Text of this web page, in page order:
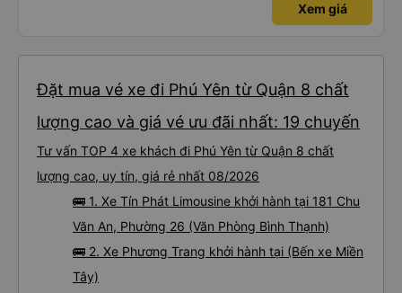
Xem giá
Đặt mua vé xe đi Phú Yên từ Quận 8 chất
lượng cao và giá vé ưu đãi nhất: 19 chuyến
Tư vấn TOP 4 xe khách đi Phú Yên từ Quận 8 chất
lượng cao, uy tín, giá rẻ nhất 08/2026
🚌 1. Xe Tín Phát Limousine khởi hành tại 181 Chu
Văn An, Phường 26 (Văn Phòng Bình Thạnh)
🚌 2. Xe Phương Trang khởi hành tại (Bến xe Miền
Tây)